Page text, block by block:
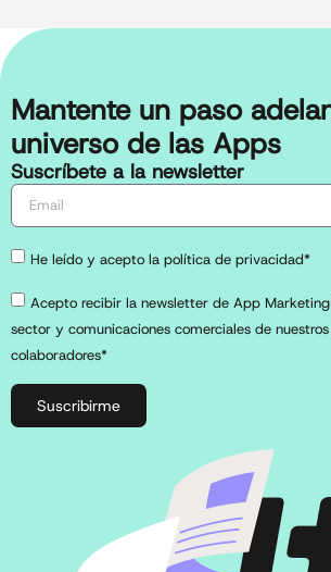
Mantente un paso
universo de las Apps
Suscríbete a la newsletter
He leído y acepto la política de privacidad*
Acepto recibir la newsletter de App
sector y comunicaciones comerciales de
colaboradores*
Suscribirme